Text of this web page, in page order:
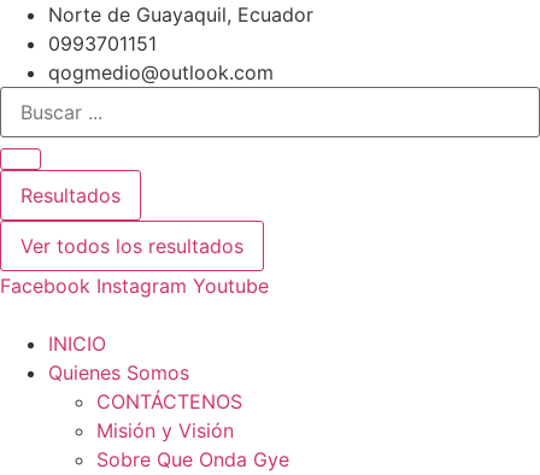
contenido
Norte de Guayaquil, Ecuador
0993701151
qogmedio@outlook.com
Search
Resultados
Ver todos los resultados
Facebook Instagram Youtube
INICIO
Quienes Somos
CONTÁCTENOS
Misión y Visión
Sobre Que Onda Gye